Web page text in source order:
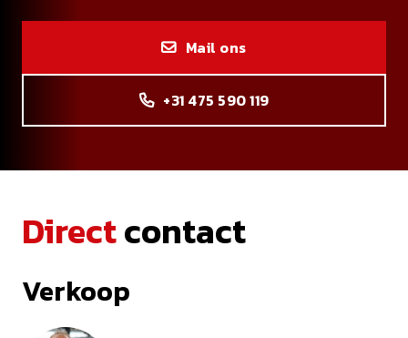
 Mail ons
 +31 475 590 119
Directcontact
Verkoop